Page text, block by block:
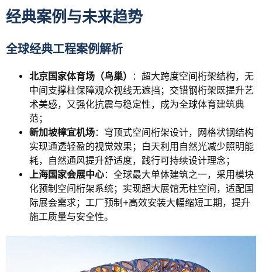
经典案例与未来趋势
全球经典工程案例解析
北京国家体育场（鸟巢）
：超大跨度空间桁架结构，无
中间支撑柱保障观众视线无遮挡；交错钢桁架既提升艺
术美感，又强化抗震与稳定性，成为全球体育建筑典
范；
新加坡樟宜机场：穹顶式空间桁架设计，网格状钢结构
实现通透轻盈的视觉效果；白天利用自然光减少照明能
耗，自然通风提升舒适度，践行可持续设计理念；
上海国家会展中心：全球最大单体建筑之一，采用模块
化预制空间桁架系统；实现超大展馆无柱空间，适配国
际展会需求；工厂预制+高效安装大幅缩短工期，提升
施工质量与安全性。